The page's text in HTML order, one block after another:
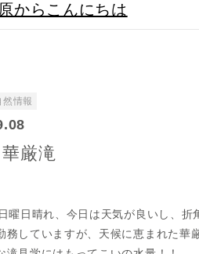
からこんにちは
然情報
厳滝
日晴れ、今日は天気が良いし、折
務していますが、天候に恵まれた華